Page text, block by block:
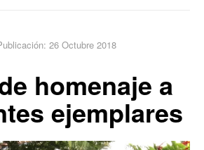
26 Octubre 2018
homenaje a
ejemplares